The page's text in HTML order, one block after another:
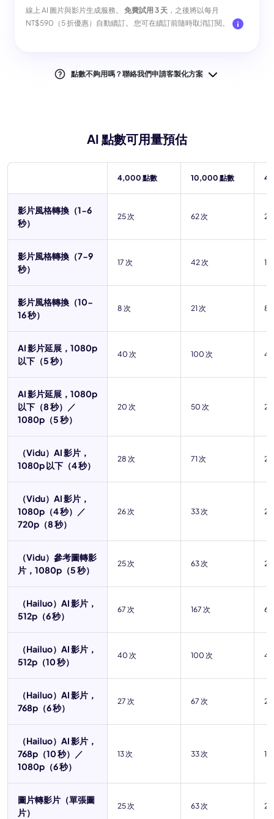
線上 AI 圖片與影片生成服務。 免費試用 3 天 ，之後將以每月
NT$590（5 折優惠）自動續訂。 您可在續訂前隨時取消訂閱。
點數不夠用嗎？聯絡我們申請客製化方案
AI 點數可用量預估
4,000 點數 10,000 點數
影片風格轉換（1-6
秒）
25 次 62 次
影片風格轉換（7-9
秒）
17 次 42 次
影片風格轉換（10-
16 秒）
8 次 21 次
AI 影片延展，1080p
以下（5 秒）
40 次 100 次
AI 影片延展，1080p
以下（8 秒）／
1080p（5 秒）
20 次 50 次
（Vidu）AI 影片，
1080p 以下（4 秒）
28 次 71 次
（Vidu）AI 影片，
1080p（4 秒）／
720p（8 秒）
26 次 33 次
（Vidu）參考圖轉影
片，1080p（5 秒）
25 次 63 次
（Hailuo）AI 影片，
512p（6 秒）
67 次 167 次
（Hailuo）AI 影片，
512p（10 秒）
40 次 100 次
（Hailuo）AI 影片，
768p（6 秒）
27 次 67 次
（Hailuo）AI 影片，
768p（10 秒）／
1080p（6 秒）
13 次 33 次
圖片轉影片（單張圖
片）
25 次 63 次